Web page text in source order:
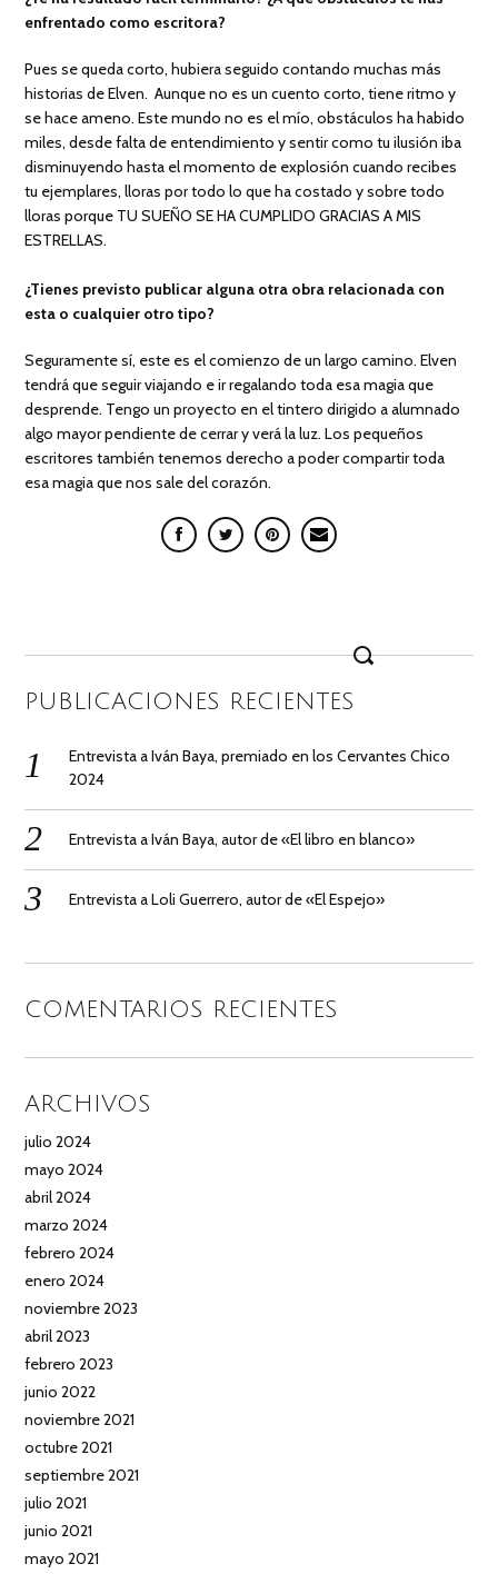
enfrentado como escritora?
Pues se queda corto, hubiera seguido contando muchas más
historias de Elven. Aunque no es un cuento corto, tiene ritmo y
se hace ameno. Este mundo no es el mío, obstáculos ha habido
miles, desde falta de entendimiento y sentir como tu ilusión iba
disminuyendo hasta el momento de explosión cuando recibes
tu ejemplares, lloras por todo lo que ha costado y sobre todo
lloras porque TU SUEÑO SE HA CUMPLIDO GRACIAS A MIS
ESTRELLAS.
¿Tienes previsto publicar alguna otra obra relacionada con
esta o cualquier otro tipo?
Seguramente sí, este es el comienzo de un largo camino. Elven
tendrá que seguir viajando e ir regalando toda esa magia que
desprende. Tengo un proyecto en el tintero dirigido a alumnado
algo mayor pendiente de cerrar y verá la luz. Los pequeños
escritores también tenemos derecho a poder compartir toda
esa magia que nos sale del corazón.
for:
PUBLICACIONES RECIENTES
Entrevista a Iván Baya, premiado en los Cervantes Chico
2024
Entrevista a Iván Baya, autor de «El libro en blanco»
Entrevista a Loli Guerrero, autor de «El Espejo»
COMENTARIOS RECIENTES
ARCHIVOS
julio 2024
mayo 2024
abril 2024
marzo 2024
febrero 2024
enero 2024
noviembre 2023
abril 2023
febrero 2023
junio 2022
noviembre 2021
octubre 2021
septiembre 2021
julio 2021
junio 2021
mayo 2021